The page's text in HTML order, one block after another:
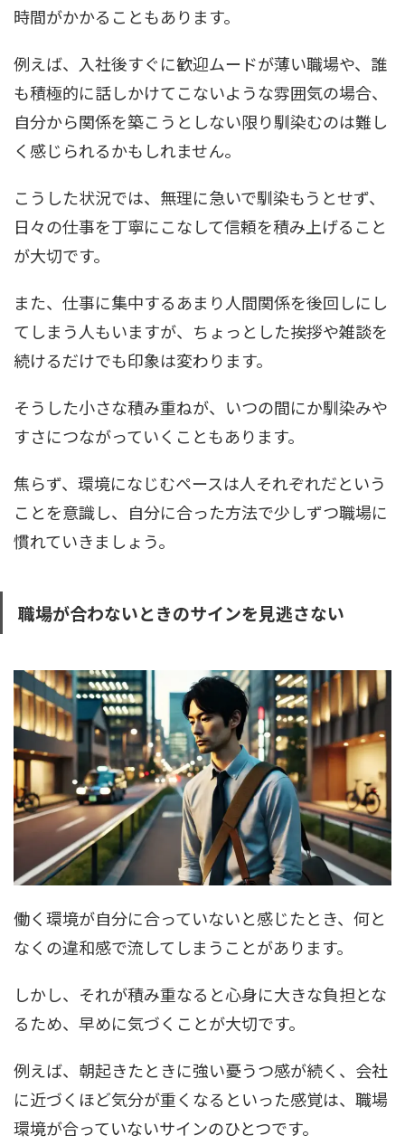
時間がかかることもあります。
例えば、入社後すぐに歓迎ムードが薄い職場や、誰
も積極的に話しかけてこないような雰囲気の場合、
自分から関係を築こうとしない限り馴染むのは難し
く感じられるかもしれません。
こうした状況では、無理に急いで馴染もうとせず、
日々の仕事を丁寧にこなして信頼を積み上げること
が大切です。
また、仕事に集中するあまり人間関係を後回しにし
てしまう人もいますが、ちょっとした挨拶や雑談を
続けるだけでも印象は変わります。
そうした小さな積み重ねが、いつの間にか馴染みや
すさにつながっていくこともあります。
焦らず、環境になじむペースは人それぞれだという
ことを意識し、自分に合った方法で少しずつ職場に
慣れていきましょう。
職場が合わないときのサインを見逃さない
働く環境が自分に合っていないと感じたとき、何と
なくの違和感で流してしまうことがあります。
しかし、それが積み重なると心身に大きな負担とな
るため、早めに気づくことが大切です。
例えば、朝起きたときに強い憂うつ感が続く、会社
に近づくほど気分が重くなるといった感覚は、職場
環境が合っていないサインのひとつです。